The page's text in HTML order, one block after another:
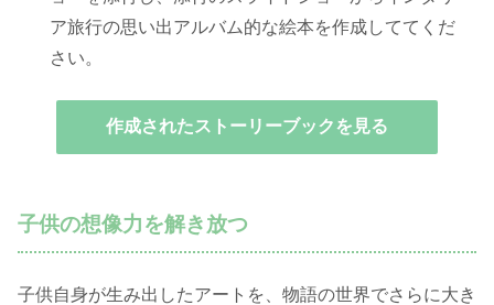
ア旅行の思い出アルバム的な絵本を作成しててくだ
さい。
作成されたストーリーブックを見る
子供の想像力を解き放つ
子供自身が生み出したアートを、物語の世界でさらに大き